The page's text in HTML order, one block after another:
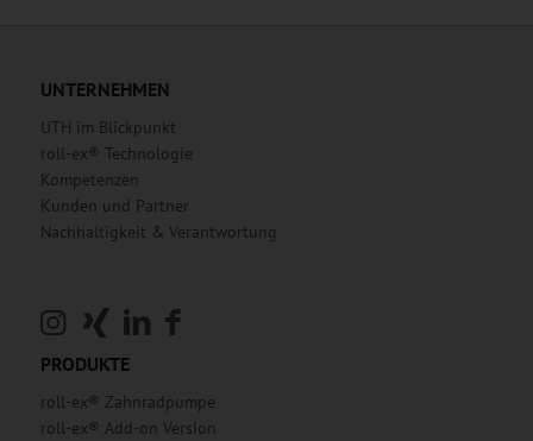
UNTERNEHMEN
UTH im Blickpunkt
roll-ex® Technologie
Kompetenzen
Kunden und Partner
Nachhaltigkeit & Verantwortung
PRODUKTE
roll-ex® Zahnradpumpe
roll-ex® Add-on Version